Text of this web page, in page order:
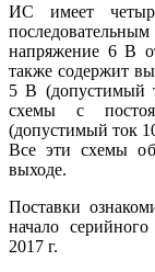
ИС имеет
напряжение 6 В
также содержит
5 В (допустимый
схемы с
(допустимый ток
Все эти схемы
выходе.
Поставки
начало
2017 г.